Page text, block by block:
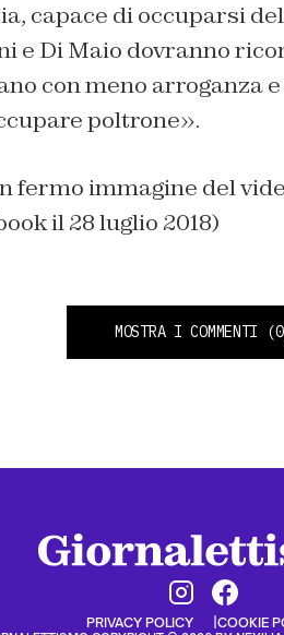
capace di occuparsi
e Di Maio dovranno
con meno arroganza
poltrone».
fermo immagine del
il 28 luglio 2018)
MOSTRA I COMMENTI
PRIVACY POLICY COOKIE